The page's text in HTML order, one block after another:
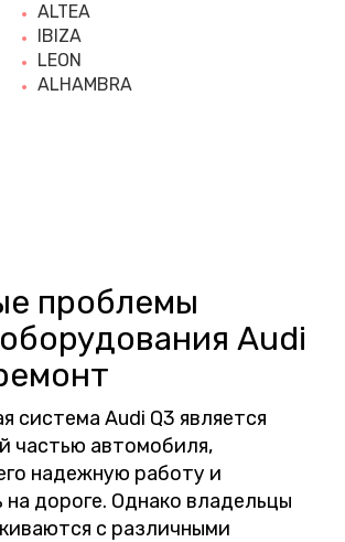
ALTEA
IBIZA
LEON
ALHAMBRA
проблемы
Audi
система Audi Q3 является
частью автомобиля,
надежную работу и
на дороге. Однако владельцы
с различными